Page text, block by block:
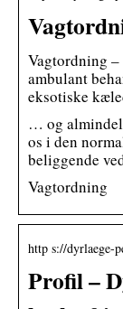
Vagtordning
ambulant
eksotiske
… og
os i den
beliggende
Vagtordning
http s://dyrlaege-
Profil –